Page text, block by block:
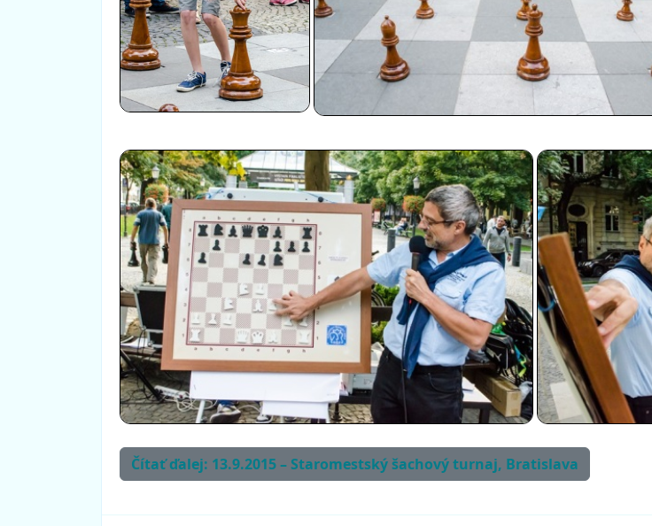
Čítať ďalej: 13.9.2015 – Staromestský šachový turnaj, Bratislava